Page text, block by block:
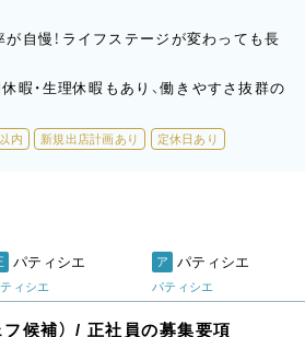
が自慢！ライフステージが変わっても長
暇・生理休暇もあり、働きやすさ抜群の
内 新規出店計画あり 定休日あり
パティシエ
ィシエ
ア パティシエ
パティシエ
候補） / 正社員の募集要項